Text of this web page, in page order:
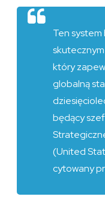
Ten
który
globalną
będący
(United
cytowany